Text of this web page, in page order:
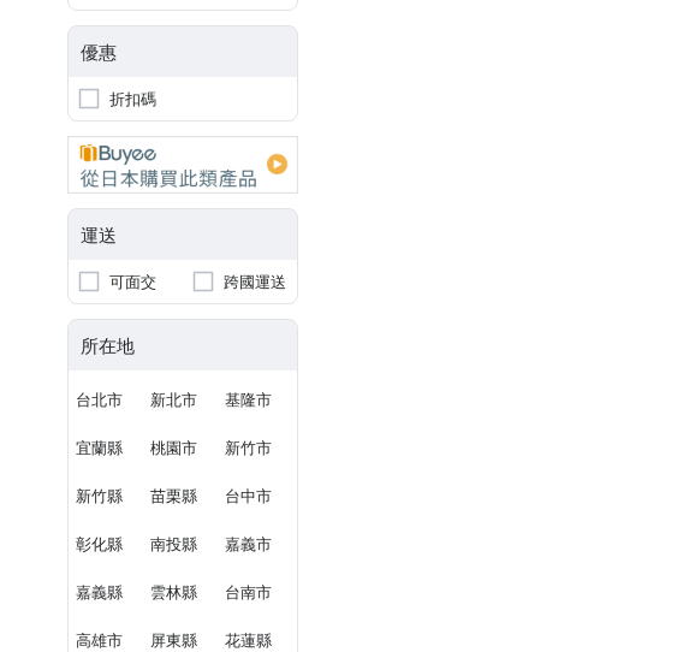
優惠
折扣碼
運送
可面交 跨國運送
所在地
台北市 新北市 基隆市
宜蘭縣 桃園市 新竹市
新竹縣 苗栗縣 台中市
彰化縣 南投縣 嘉義市
嘉義縣 雲林縣 台南市
高雄市 屏東縣 花蓮縣